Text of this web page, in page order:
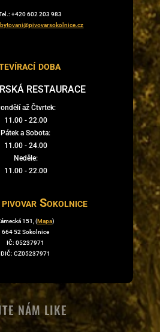
+420 602 203 983
doba
RESTAURACE
až Čtvrtek:
11.00 - 22.00
Pátek a Sobota:
11.00 - 24.00
Neděle:
11.00 - 22.00
Sokolnice
151, (Mapa)
664 52 Sokolnice
IČ: 05237971
DIČ: CZ05237971
NÁM LIKE